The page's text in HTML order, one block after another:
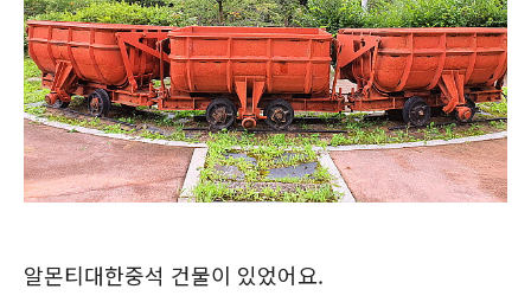
알몬티대한중석 건물이 있었어요.